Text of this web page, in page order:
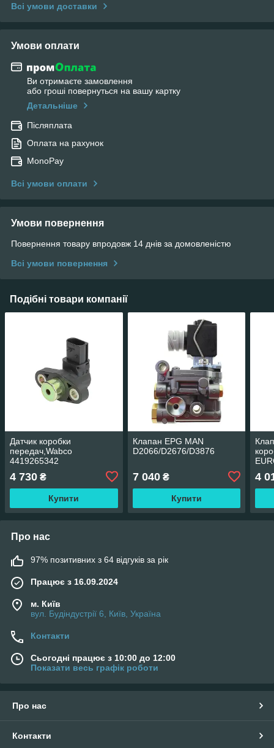
Всі умови доставки
Умови оплати
Ви отримаєте замовлення
або гроші повернуться на вашу картку
Детальніше
Післяплата
Оплата на рахунок
MonoPay
Всі умови оплати
Умови повернення
Повернення товару впродовж 14 днів за домовленістю
Всі умови повернення
Подібні товари компанії
Датчик коробки
передач,Wabco
4419265342
4 730 ₴
Купити
Клапан EPG MAN
D2066/D2676/D3876
7 040₴
Купити
4
Про нас
97% позитивних з 64 відгуків за рік
Працює з 16.09.2024
м. Київ
вул. Будіндустрії 6, Київ, Україна
Контакти
Сьогодні працює з 10:00 до 12:00
Показати весь графік роботи
Про нас
Контакти